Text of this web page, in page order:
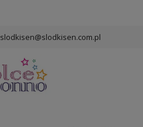
slodkisen@slodkisen.com.pl